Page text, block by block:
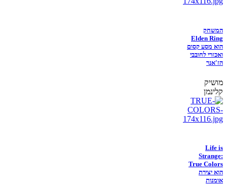
המשחק
Elden Ring
הוא מסע קסום
ואכזרי לחובבי
הז'אנר
מושיק
קלינמן
Life is
Strange:
True Colors
הוא יצירת
אומנות